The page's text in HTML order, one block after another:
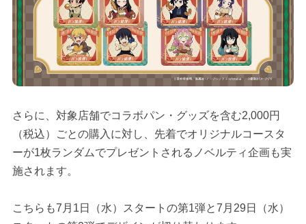
さらに、対象店舗でコラボパン・グッズを含む2,000円
（税込）ごとの購入に対し、先着でオリジナルコースタ
ーが1枚ランダムでプレゼントされるノベルティ企画も実
施されます。
こちらも7月1日（水）スタートの第1弾と7月29日（水）